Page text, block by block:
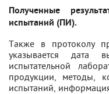
Полученные
испытаний (ПИ).
Также в протоколу
указывается дата
испытательной
продукции, методы,
испытаний,